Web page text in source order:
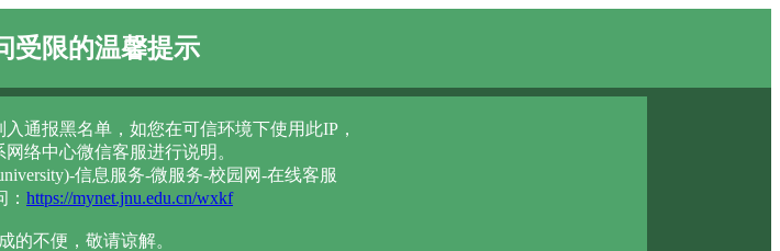
受限的温馨提示
通报黑名单，如您在可信环境下使用此IP，
络中心微信客服进行说明。
信息服务-微服务-校园网-在线客服
https://mynet.jnu.edu.cn/wxkf
的不便，敬请谅解。